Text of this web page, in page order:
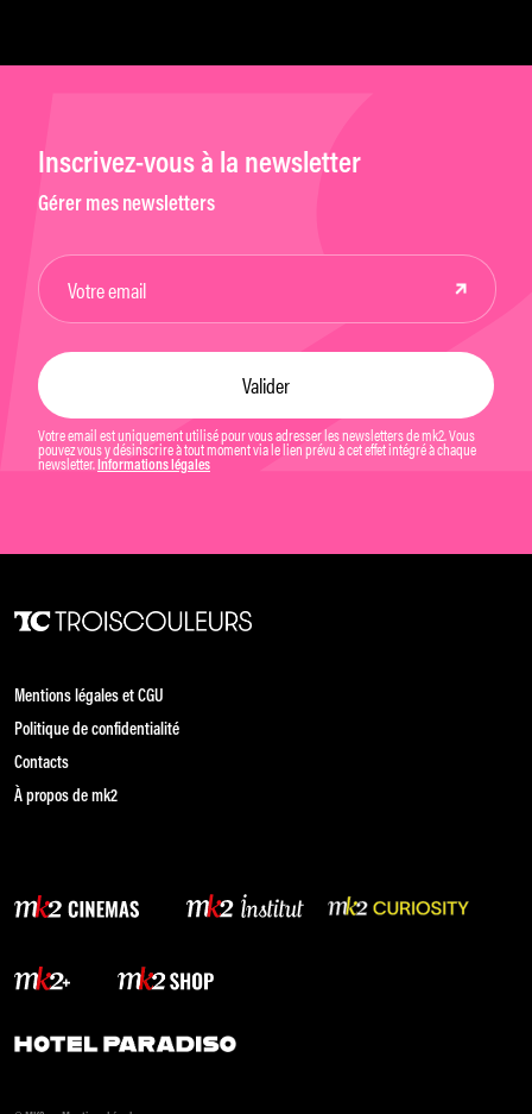
Inscrivez-vous à la newsletter
Gérer mes newsletters
Votre email est uniquement utilisé pour vous adresser les newsletters de mk2. Vous
pouvez vous y désinscrire à tout moment via le lien prévu à cet effet intégré à chaque
newsletter. Informations légales
Mentions légales et CGU
Politique de confidentialité
Contacts
À propos de mk2